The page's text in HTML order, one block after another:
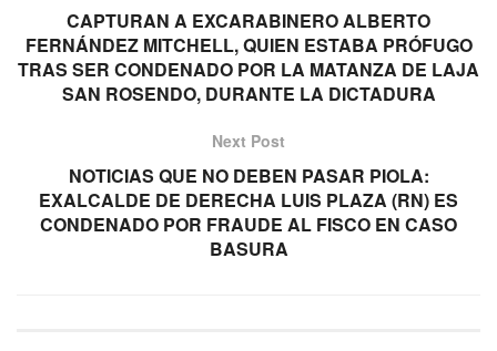
CAPTURAN A EXCARABINERO ALBERTO
FERNÁNDEZ MITCHELL, QUIEN ESTABA PRÓFUGO
TRAS SER CONDENADO POR LA MATANZA DE LAJA
SAN ROSENDO, DURANTE LA DICTADURA
Next Post
NOTICIAS QUE NO DEBEN PASAR PIOLA:
EXALCALDE DE DERECHA LUIS PLAZA (RN) ES
CONDENADO POR FRAUDE AL FISCO EN CASO
BASURA